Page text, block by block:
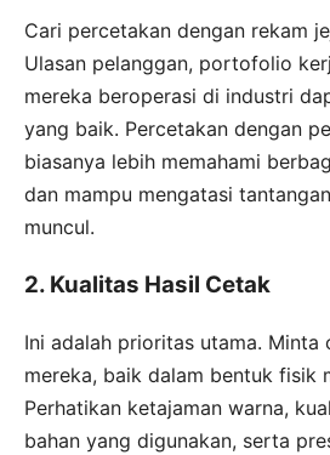
Cari percetakan dengan rekam
Ulasan pelanggan, portofolio
mereka beroperasi di industri
yang baik. Percetakan dengan
biasanya lebih memahami
dan mampu mengatasi
muncul.
2. Kualitas Hasil Cetak
Ini adalah prioritas utama. Minta
mereka, baik dalam bentuk fisik
Perhatikan ketajaman warna,
bahan yang digunakan, serta